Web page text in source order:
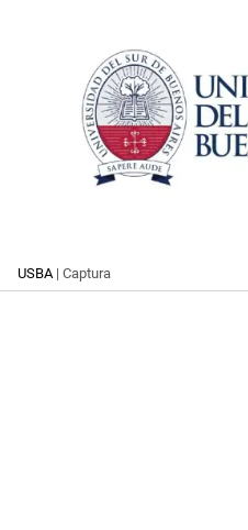
USBA| Captura